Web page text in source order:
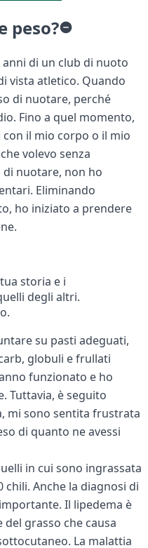
peso?
di un club di nuoto
vista atletico. Quando
di nuotare, perché
Fino a quel momento,
il mio corpo o il mio
volevo senza
di nuotare, non ho
Eliminando
ho iniziato a prendere
storia e i
degli altri.
su pasti adeguati,
globuli e frullati
funzionato e ho
Tuttavia, è seguito
mi sono sentita frustrata
di quanto ne avessi
in cui sono ingrassata
Anche la diagnosi di
Il lipedema è
grasso che causa
La malattia